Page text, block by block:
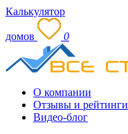
Калькулятор
домов 0
О компании
Отзывы и рейтинги
Видео-блог